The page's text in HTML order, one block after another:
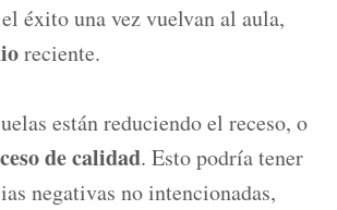
éxito una vez vuelvan al aula,
reciente.
están reduciendo el receso, o
de calidad. Esto podría tener
negativas no intencionadas,